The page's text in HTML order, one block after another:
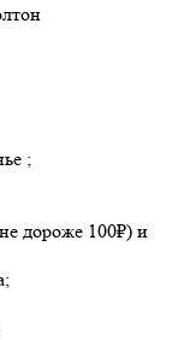
;
дороже 100₽) и